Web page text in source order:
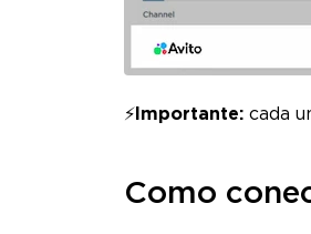
⚡ Importante: cada
Como